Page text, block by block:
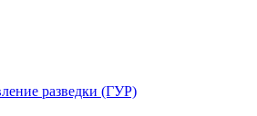
разведки (ГУР)